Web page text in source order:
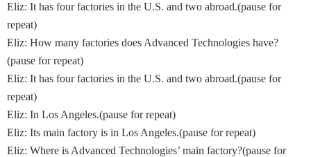
Eliz: It has four factories in the U.S. and two abroad.(pause for
repeat)
Eliz: How many factories does Advanced Technologies have?
(pause for repeat)
Eliz: It has four factories in the U.S. and two abroad.(pause for
repeat)
Eliz: In Los Angeles.(pause for repeat)
Eliz: Its main factory is in Los Angeles.(pause for repeat)
Eliz: Where is Advanced Technologies’ main factory?(pause for